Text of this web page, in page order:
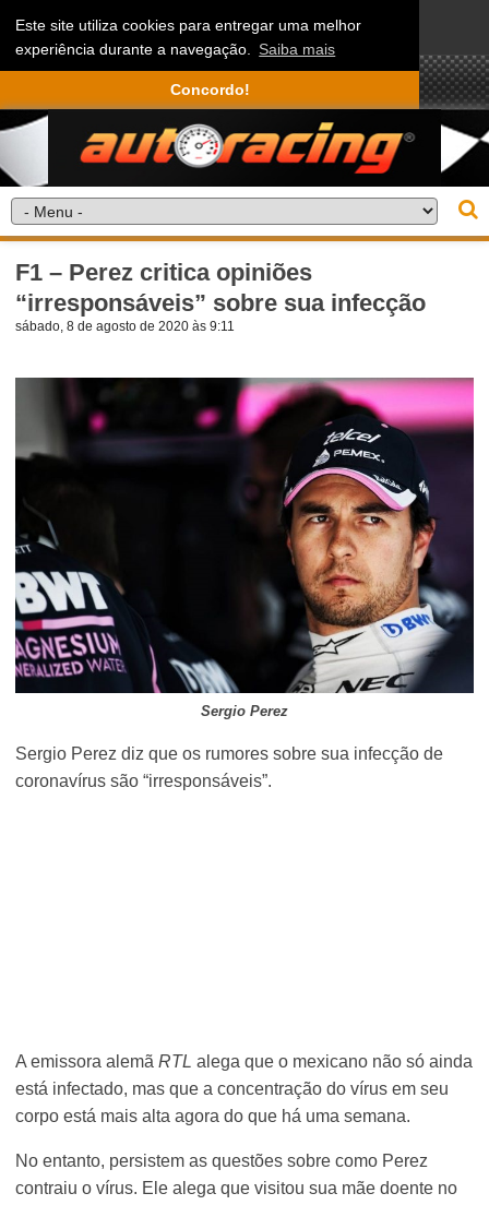
Este site utiliza cookies para entregar uma melhor
experiência durante a navegação. Saiba mais
Concordo!
F1 – Perez critica opiniões
“irresponsáveis” sobre sua infecção
sábado, 8 de agosto de 2020 às 9:11
Sergio Perez
Sergio Perez diz que os rumores sobre sua infecção de
coronavírus são “irresponsáveis”.
A emissora alemãRTL alega que o mexicano não só ainda
está infectado, mas que a concentração do vírus em seu
corpo está mais alta agora do que há uma semana.
No entanto, persistem as questões sobre como Perez
contraiu o vírus. Ele alega que visitou sua mãe doente no